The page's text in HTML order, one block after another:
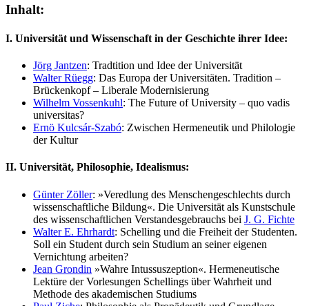
Inhalt:
I. Universität und Wissenschaft in der Geschichte ihrer Idee:
Jörg Jantzen: Tradtition und Idee der Universität
Walter Rüegg: Das Europa der Universitäten. Tradition –
Brückenkopf – Liberale Modernisierung
Wilhelm Vossenkuhl: The Future of University – quo vadis
universitas?
Ernö Kulcsár-Szabó: Zwischen Hermeneutik und Philologie
der Kultur
II. Universität, Philosophie, Idealismus:
Günter Zöller: »Veredlung des Menschengeschlechts durch
wissenschaftliche Bildung«. Die Universität als Kunstschule
des wissenschaftlichen Verstandesgebrauchs bei J. G. Fichte
Walter E. Ehrhardt: Schelling und die Freiheit der Studenten.
Soll ein Student durch sein Studium an seiner eigenen
Vernichtung arbeiten?
Jean Grondin »Wahre Intussuszeption«. Hermeneutische
Lektüre der Vorlesungen Schellings über Wahrheit und
Methode des akademischen Studiums